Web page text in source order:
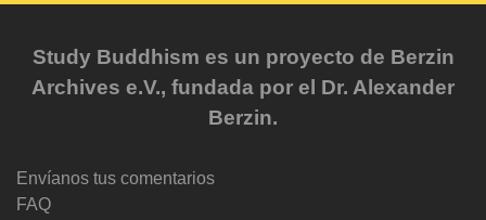
Study Buddhism es un proyecto de Berzin
Archives e.V., fundada por el Dr. Alexander
Berzin.
Envíanos tus comentarios
FAQ